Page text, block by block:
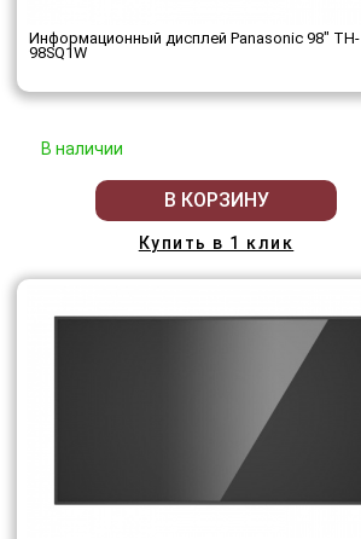
Информационный дисплей Panasonic 98" TH-
98SQ1W
В наличии
В КОРЗИНУ
Купить в 1 клик